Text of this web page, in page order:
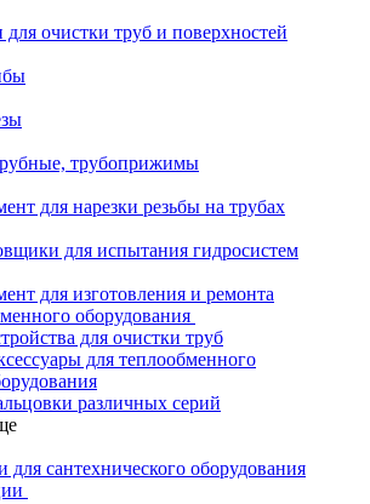
для очистки труб и поверхностей
трубоприжимы
для нарезки резьбы на трубах
для испытания гидросистем
для изготовления и ремонта
оборудования
для очистки труб
для теплообменного
различных серий
для сантехнического оборудования